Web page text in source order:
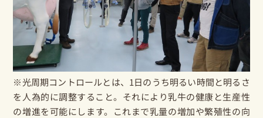
※光周期コントロールとは、1日のうち明るい時間と明るさ
を人為的に調整すること。それにより乳牛の健康と生産性
の増進を可能にします。これまで乳量の増加や繁殖性の向